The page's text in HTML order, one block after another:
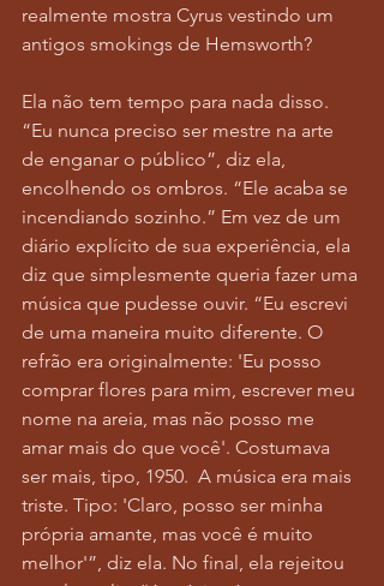
realmente mostra Cyrus vestindo um
antigos smokings de Hemsworth?
Ela não tem tempo para nada disso.
“Eu nunca preciso ser mestre na arte
de enganar o público”, diz ela,
encolhendo os ombros. “Ele acaba se
incendiando sozinho.” Em vez de um
diário explícito de sua experiência, ela
diz que simplesmente queria fazer uma
música que pudesse ouvir. “Eu escrevi
de uma maneira muito diferente. O
refrão era originalmente: 'Eu posso
comprar flores para mim, escrever meu
nome na areia, mas não posso me
amar mais do que você'. Costumava
ser mais, tipo, 1950.  A música era mais
triste. Tipo: 'Claro, posso ser minha
própria amante, mas você é muito
melhor'”, diz ela. No final, ela rejeitou